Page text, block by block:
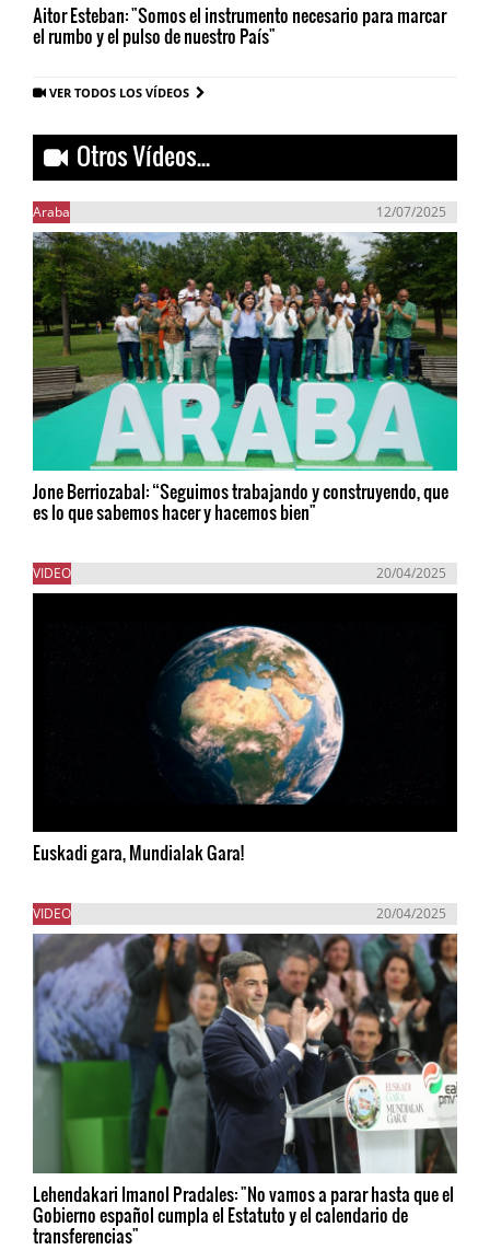
Aitor Esteban: "Somos el instrumento necesario para marcar
el rumbo y el pulso de nuestro País"
VER TODOS LOS VÍDEOS
Otros Vídeos...
Araba 12/07/2025
Jone Berriozabal: “Seguimos trabajando y construyendo, que
es lo que sabemos hacer y hacemos bien"
VIDEO 20/04/2025
Euskadi gara, Mundialak Gara!
VIDEO 20/04/2025
Lehendakari Imanol Pradales: "No vamos a parar hasta que el
Gobierno español cumpla el Estatuto y el calendario de
transferencias"